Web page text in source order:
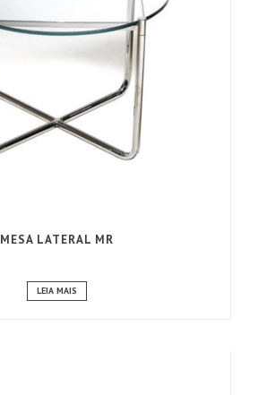
MESA LATERAL MR
LEIA MAIS